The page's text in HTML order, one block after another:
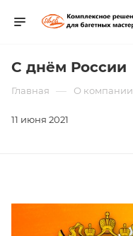
С днём России
Главная — О компании
11 июня 2021